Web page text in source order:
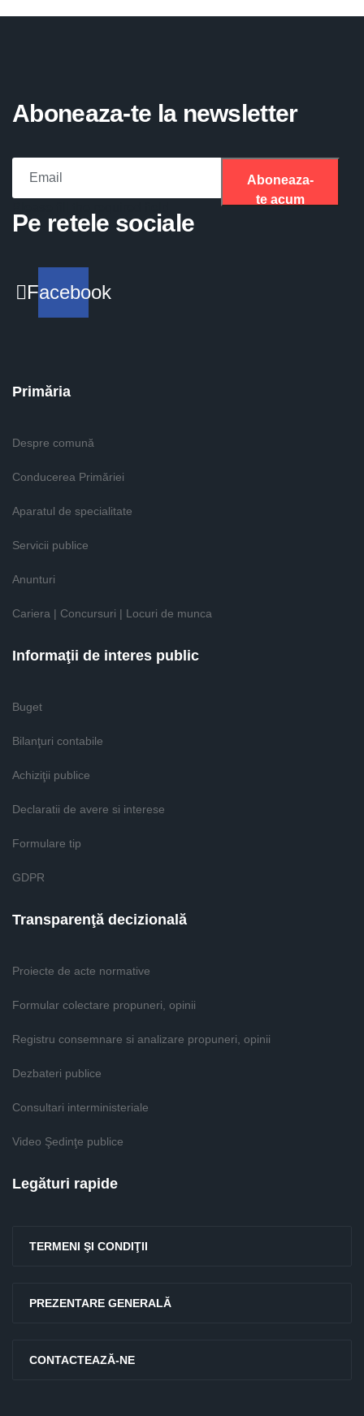
Aboneaza-te la newsletter
Aboneaza-
te acum
Pe retele sociale
Facebook
Primăria
Despre comună
Conducerea Primăriei
Aparatul de specialitate
Servicii publice
Anunturi
Cariera | Concursuri | Locuri de munca
Informaţii de interes public
Buget
Bilanţuri contabile
Achiziţii publice
Declaratii de avere si interese
Formulare tip
GDPR
Transparenţă decizională
Proiecte de acte normative
Formular colectare propuneri, opinii
Registru consemnare si analizare propuneri, opinii
Dezbateri publice
Consultari interministeriale
Video Şedinţe publice
Legături rapide
TERMENI ŞI CONDIŢII
PREZENTARE GENERALĂ
CONTACTEAZĂ-NE